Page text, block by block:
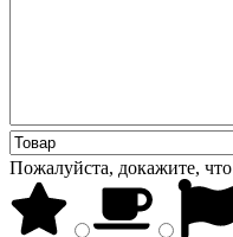
Пожалуйста, докажите,